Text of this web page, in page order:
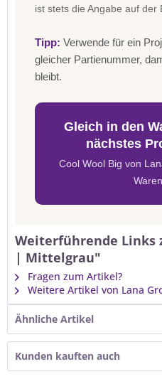
ist stets die Angabe auf der
Tipp: Verwende für ein
gleicher Partienummer,
bleibt.
Gleich in den
nächstes
Cool Wool Big von
Weiterführende Links
| Mittelgrau"
Fragen zum Artikel?
Weitere Artikel von Lana
Ähnliche Artikel
Kunden kauften auch